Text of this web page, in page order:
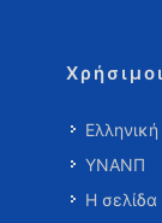
ΥΝΑΝΠ
Η